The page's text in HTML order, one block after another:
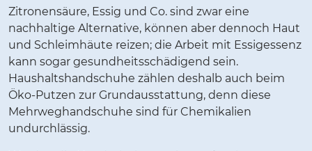
Zitronensäure, Essig und Co. sind zwar eine
nachhaltige Alternative, können aber dennoch Haut
und Schleimhäute reizen; die Arbeit mit Essigessenz
kann sogar gesundheitsschädigend sein.
Haushaltshandschuhe zählen deshalb auch beim
Öko-Putzen zur Grundausstattung, denn diese
Mehrweghandschuhe sind für Chemikalien
undurchlässig.